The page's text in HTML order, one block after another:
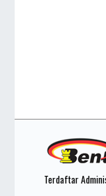
Terdaftar